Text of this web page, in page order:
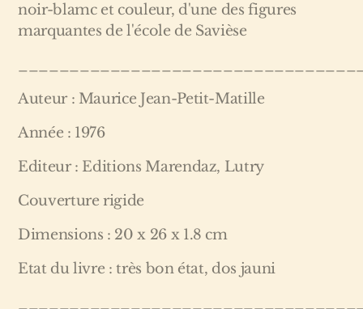
noir-blamc et couleur, d'une des figures
marquantes de l'école de Savièse
Auteur : Maurice Jean-Petit-Matille
Année : 1976
Editeur : Editions Marendaz, Lutry
Couverture rigide
Dimensions : 20 x 26 x 1.8 cm
Etat du livre : très bon état, dos jauni